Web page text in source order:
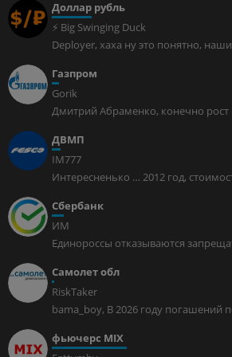
Доллар рубль
⚡ Big Swinging Duck
Газпром
Gorik
ДВМП
IM777
Сбербанк
ИМ
Самолет обл
RiskTaker
фьючерс MIX